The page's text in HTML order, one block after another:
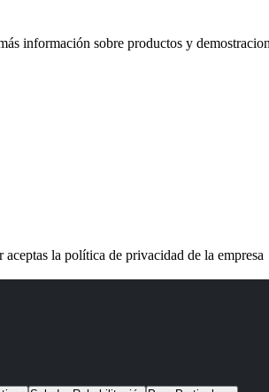
información sobre productos y
la política de privacidad de la empresa